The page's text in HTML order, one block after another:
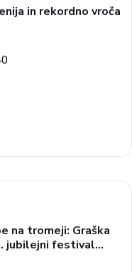
in rekordno vroča
na tromeji: Graška
jubilejni festival